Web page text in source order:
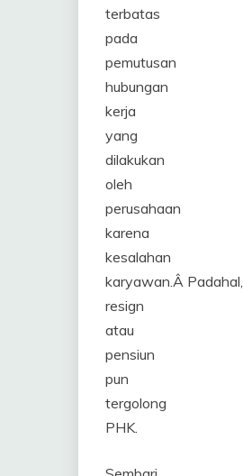
terbatas
pada
pemutusan
hubungan
kerja
yang
dilakukan
oleh
perusahaan
karena
kesalahan
karyawan.Â Padahal,
resign
atau
pensiun
pun
tergolong
PHK.